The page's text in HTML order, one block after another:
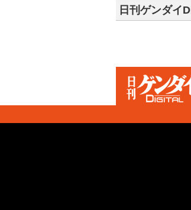
日刊ゲンダイ